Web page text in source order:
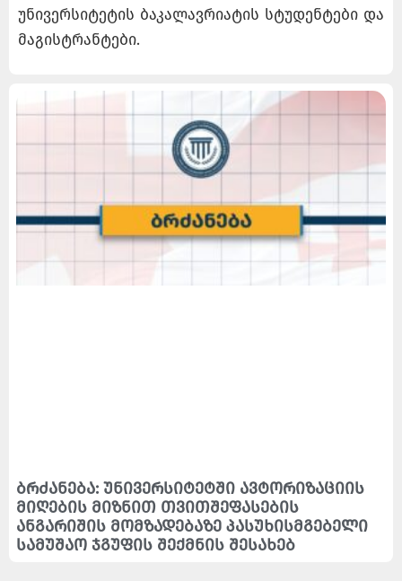
უნივერსიტეტის ბაკალავრიატის სტუდენტები და
მაგისტრანტები.
ბრძანება: უნივერსიტეტში ავტორიზაციის
მიღების მიზნით თვითშეფასების
ანგარიშის მომზადებაზე პასუხისმგებელი
სამუშაო ჯგუფის შექმნის შესახებ